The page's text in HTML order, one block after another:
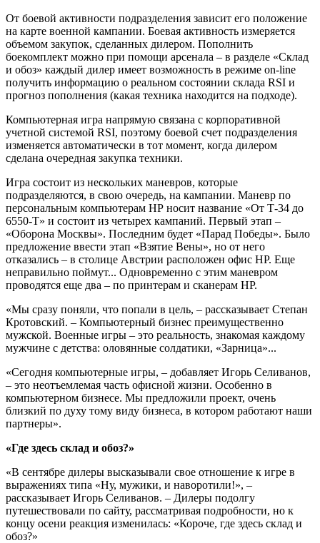
От боевой активности подразделения зависит его положение
на карте военной кампании. Боевая активность измеряется
объемом закупок, сделанных дилером. Пополнить
боекомплект можно при помощи арсенала – в разделе «Склад
и обоз» каждый дилер имеет возможность в режиме оn-line
получить информацию о реальном состоянии склада RSI и
прогноз пополнения (какая техника находится на подходе).
Компьютерная игра напрямую связана с корпоративной
учетной системой RSI, поэтому боевой счет подразделения
изменяется автоматически в тот момент, когда дилером
сделана очередная закупка техники.
Игра состоит из нескольких маневров, которые
подразделяются, в свою очередь, на кампании. Маневр по
персональным компьютерам НР носит название «От Т-34 до
6550-Т» и состоит из четырех кампаний. Первый этап –
«Оборона Москвы». Последним будет «Парад Победы». Было
предложение ввести этап «Взятие Вены», но от него
отказались – в столице Австрии расположен офис НР. Еще
неправильно поймут... Одновременно с этим маневром
проводятся еще два – по принтерам и сканерам НР.
«Мы сразу поняли, что попали в цель, – рассказывает Степан
Кротовский. – Компьютерный бизнес преимущественно
мужской. Военные игры – это реальность, знакомая каждому
мужчине с детства: оловянные солдатики, «Зарница»...
«Сегодня компьютерные игры, – добавляет Игорь Селиванов,
– это неотъемлемая часть офисной жизни. Особенно в
компьютерном бизнесе. Мы предложили проект, очень
близкий по духу тому виду бизнеса, в котором работают наши
партнеры».
«Где здесь склад и обоз?»
«В сентябре дилеры высказывали свое отношение к игре в
выражениях типа «Ну, мужики, и наворотили!», –
рассказывает Игорь Селиванов. – Дилеры подолгу
путешествовали по сайту, рассматривая подробности, но к
концу осени реакция изменилась: «Короче, где здесь склад и
обоз?»